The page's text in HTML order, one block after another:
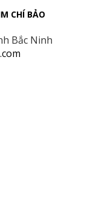
CHÍ BẢO
Bắc Ninh